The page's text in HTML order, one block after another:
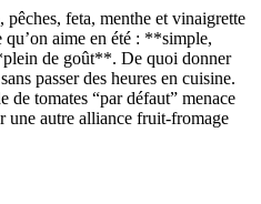
feta, menthe et vinaigrette
aime en été : **simple,
de goût**. De quoi donner
passer des heures en cuisine.
de tomates “par défaut” menace
une autre alliance fruit-fromage